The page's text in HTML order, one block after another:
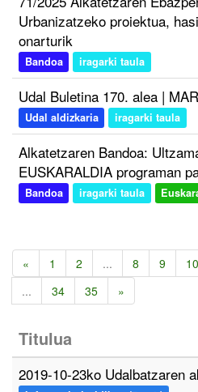
Urbanizatzeko proiektua,
onarturik
Bandoa iragarki taula
Udal Buletina 170. alea |
Udal aldizkaria iragarki taula
Alkatetzaren Bandoa:
EUSKARALDIA programan
Bandoa iragarki taula
« 1 2 ... 8 9 10
...
34 35 »
Titulua
2019-10-23ko Udalbatzaren